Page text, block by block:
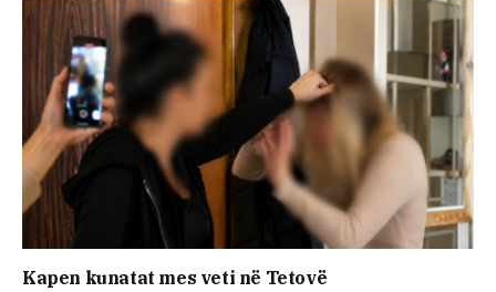
Kapen kunatat mes veti në Tetovë